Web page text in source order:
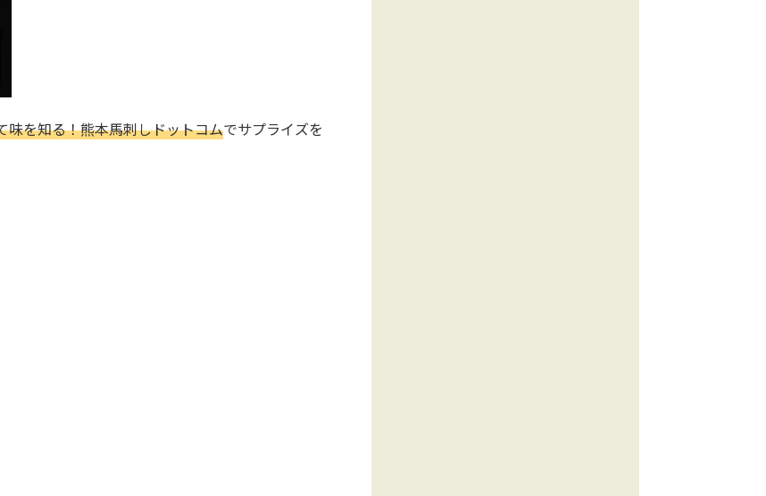
味を知る！熊本馬刺しドットコムでサプライズを